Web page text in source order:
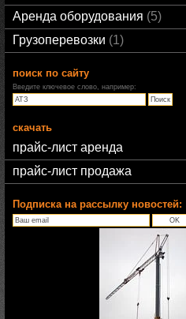
Аренда оборудования
5
Грузоперевозки
1
поиск по сайту
Введите ключевое слово, например:
скачать
прайс-лист аренда
прайс-лист продажа
Подписка на рассылку новостей: